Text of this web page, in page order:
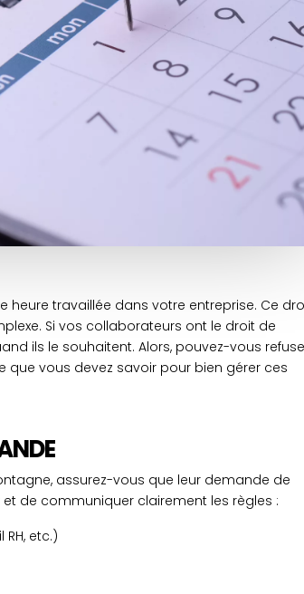
travaillée dans votre entreprise. Ce
Si vos collaborateurs ont le droit de
ils le souhaitent. Alors, pouvez-vous
que vous devez savoir pour bien gérer ces
assurez-vous que leur demande de
de communiquer clairement les règles :
etc.)